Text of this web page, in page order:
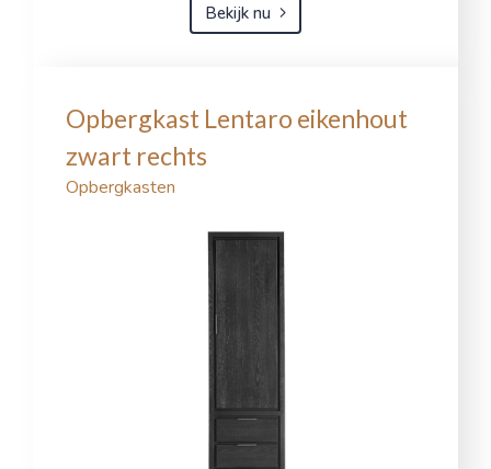
Bekijk nu
Opbergkast Lentaro eikenhout
zwart rechts
Opbergkasten